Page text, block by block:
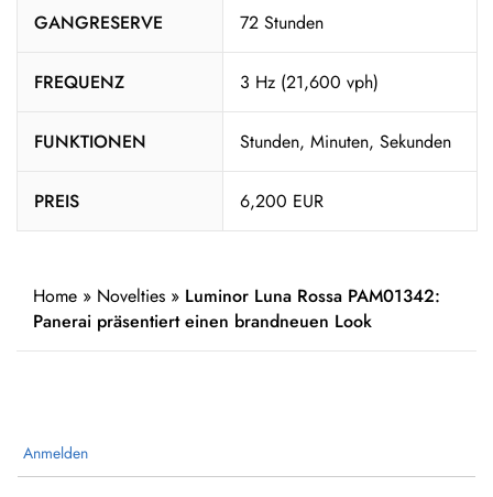
GANGRESERVE 72 Stunden
FREQUENZ 3 Hz (21,600 vph)
FUNKTIONEN Stunden, Minuten, Sekunden
PREIS 6,200 EUR
Home » Novelties » Luminor Luna Rossa PAM01342:
Panerai präsentiert einen brandneuen Look
Anmelden